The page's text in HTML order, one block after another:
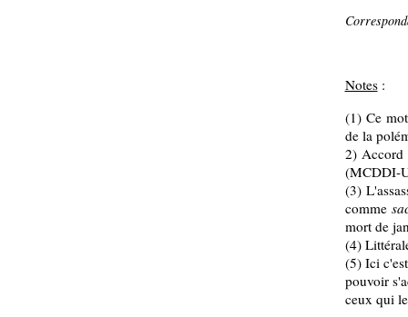
Notes:
(1) Ce
de la
2) Accord
(MCDDI-
(3)
comme
mort de
(4)
(5) Ici
pouvoir
ceux qui